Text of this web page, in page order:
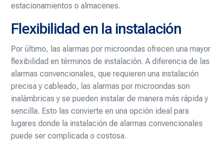
estacionamientos o almacenes.
Flexibilidad en la instalación
Por último, las alarmas por microondas ofrecen una mayor
flexibilidad en términos de instalación. A diferencia de las
alarmas convencionales, que requieren una instalación
precisa y cableado, las alarmas por microondas son
inalámbricas y se pueden instalar de manera más rápida y
sencilla. Esto las convierte en una opción ideal para
lugares donde la instalación de alarmas convencionales
puede ser complicada o costosa.